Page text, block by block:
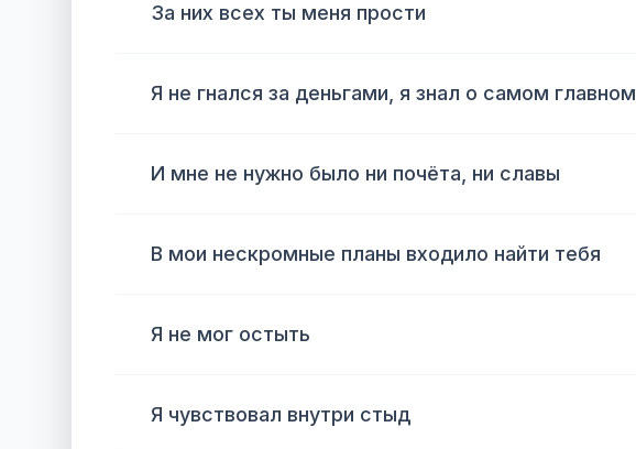
За них всех ты меня прости
Я не гнался за деньгами, я знал о самом главном,
И мне не нужно было ни почёта, ни славы
В мои нескромные планы входило найти тебя
Я не мог остыть
Я чувствовал внутри стыд